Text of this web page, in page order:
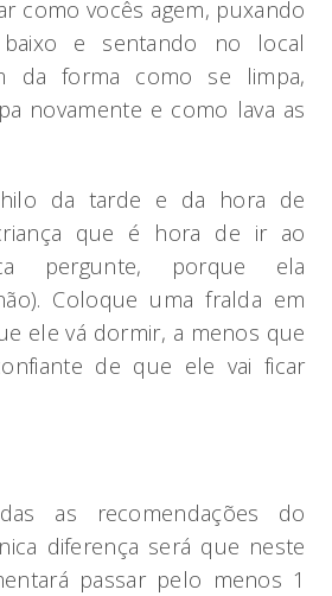
como vocês agem, puxando
e sentando no local
da forma como se limpa,
novamente e como lava as
da tarde e da hora de
que é hora de ir ao
pergunte, porque ela
Coloque uma fralda em
ele vá dormir, a menos que
de que ele vai ficar
as recomendações do
diferença será que neste
passar pelo menos 1